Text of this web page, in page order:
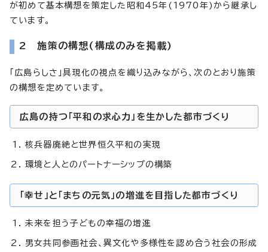
が初めて基本構想を策定した昭和45年(1970年)から継承し
ています。
2 施策の構想(構成のみを掲載)
「広島らしさ」具現化の視点を織り込みながら、次のとおり施策
の構想を定めています。
広島の持つ「平和の求心力」を生かした都市づくり
核兵器廃絶と世界恒久平和の実現
環境と人とのパートナーシップの構築
「幸せ」と「まちの元気」の増進を目指した都市づくり
未来を担う子どもの幸福の増進
男女共同参画社会、異文化や多様性を認め合う社会の形成